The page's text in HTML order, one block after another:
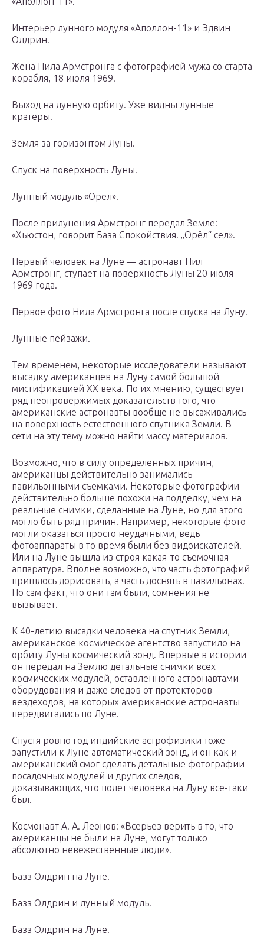
Интерьер лунного модуля «Аполлон-11» и Эдвин
Олдрин.
Жена Нила Армстронга с фотографией мужа со старта
корабля, 18 июля 1969.
Выход на лунную орбиту. Уже видны лунные
кратеры.
Земля за горизонтом Луны.
Спуск на поверхность Луны.
Лунный модуль «Орел».
После прилунения Армстронг передал Земле:
«Хьюстон, говорит База Спокойствия. „Орёл“ сел».
Первый человек на Луне — астронавт Нил
Армстронг, ступает на поверхность Луны 20 июля
1969 года.
Первое фото Нила Армстронга после спуска на Луну.
Лунные пейзажи.
Тем временем, некоторые исследователи называют
высадку американцев на Луну самой большой
мистификацией XX века. По их мнению, существует
ряд неопровержимых доказательств того, что
американские астронавты вообще не высаживались
на поверхность естественного спутника Земли. В
сети на эту тему можно найти массу материалов.
Возможно, что в силу определенных причин,
американцы действительно занимались
павильонными съемками. Некоторые фотографии
действительно больше похожи на подделку, чем на
реальные снимки, сделанные на Луне, но для этого
могло быть ряд причин. Например, некоторые фото
могли оказаться просто неудачными, ведь
фотоаппараты в то время были без видоискателей.
Или на Луне вышла из строя какая-то съемочная
аппаратура. Вполне возможно, что часть фотографий
пришлось дорисовать, а часть доснять в павильонах.
Но сам факт, что они там были, сомнения не
вызывает.
К 40-летию высадки человека на спутник Земли,
американское космическое агентство запустило на
орбиту Луны космический зонд. Впервые в истории
он передал на Землю детальные снимки всех
космических модулей, оставленного астронавтами
оборудования и даже следов от протекторов
вездеходов, на которых американские астронавты
передвигались по Луне.
Спустя ровно год индийские астрофизики тоже
запустили к Луне автоматический зонд, и он как и
американский смог сделать детальные фотографии
посадочных модулей и других следов,
доказывающих, что полет человека на Луну все-таки
был.
Космонавт А. А. Леонов: «Всерьез верить в то, что
американцы не были на Луне, могут только
абсолютно невежественные люди».
Базз Олдрин на Луне.
Базз Олдрин и лунный модуль.
Базз Олдрин на Луне.